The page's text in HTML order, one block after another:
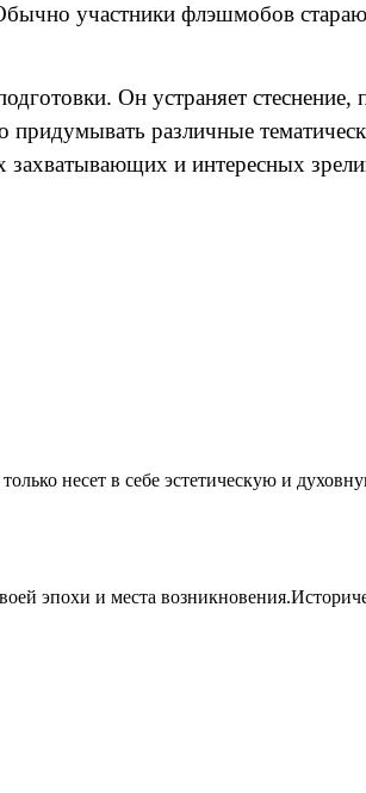
участники флэшмобов
Он устраняет стеснение,
различные
захватывающих и интересных
несет в себе эстетическую и
эпохи и места